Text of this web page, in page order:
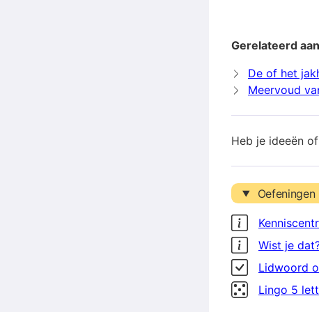
Gerelateerd
De of het
Meervoud
Heb je ideeën
Oefeningen
Wist je
Lidwoord
Lingo 5